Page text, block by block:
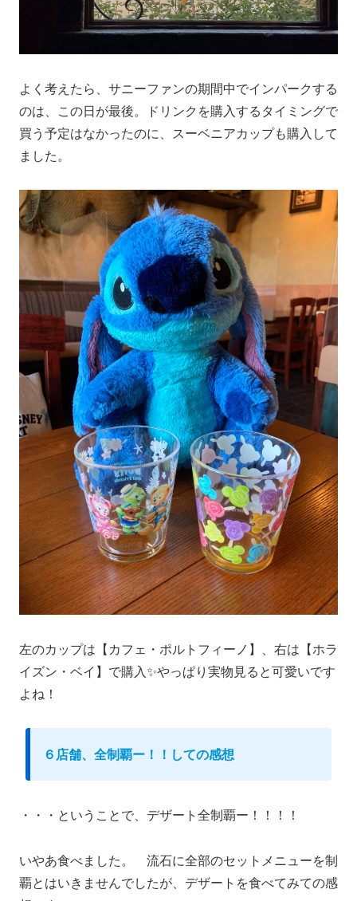
よく考えたら、サニーファンの期間中でインパークする
のは、この日が最後。ドリンクを購入するタイミングで
買う予定はなかったのに、スーベニアカップも購入して
ました。
左のカップは 【カフェ・ポルトフィーノ】、右は 【ホラ
イズン・ベイ】で購入✨やっぱり実物見ると可愛いです
よね！
６店舗、全制覇ー！！しての感想
・・・ということで、デザート全制覇ー！！！！
いやあ食べました。 流石に全部のセットメニューを制
覇とはいきませんでしたが、デザートを食べてみての感